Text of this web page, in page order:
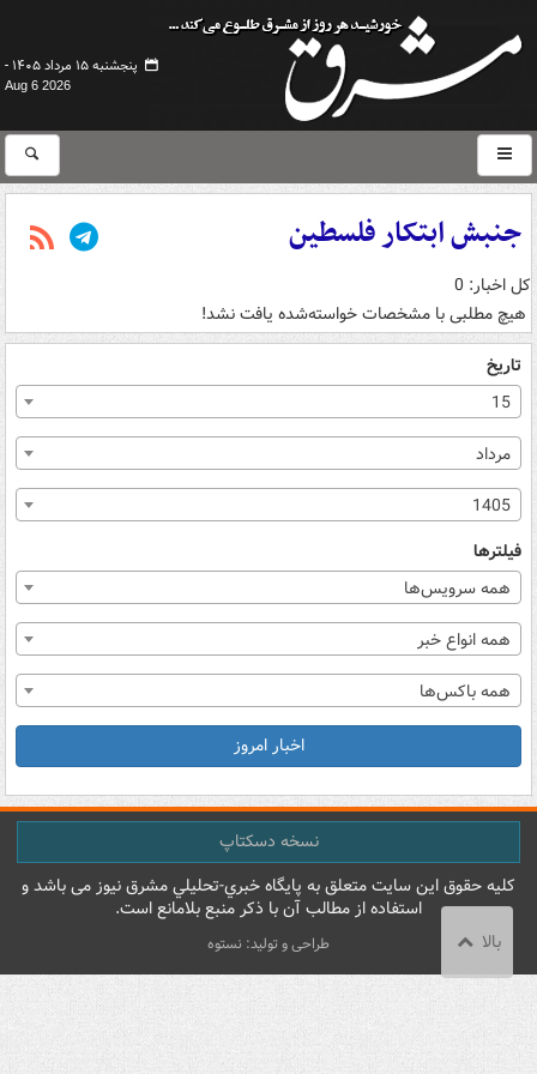
پنجشنبه ۱۵ مرداد ۱۴۰۵ -
Aug 6 2026
جنبش ابتکار فلسطین
کل اخبار: 0
هیچ مطلبی با مشخصات خواسته‌شده یافت نشد!
تاریخ
15
مرداد
1405
فیلترها
همه سرویس‌ها
همه انواع خبر
همه باکس‌ها
اخبار امروز
نسخه دسکتاپ
کليه حقوق اين سايت متعلق به پایگاه خبري-تحليلي مشرق نيوز می باشد و
استفاده از مطالب آن با ذکر منبع بلامانع است.
طراحی و تولید: نستوه بالا